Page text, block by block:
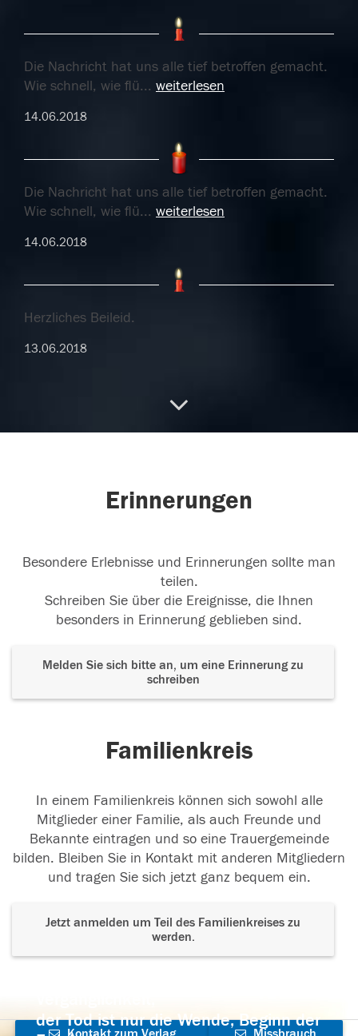
Die Nachricht hat uns alle tief betroffen gemacht.
Wie schnell, wie flü... weiterlesen
14.06.2018
Die Nachricht hat uns alle tief betroffen gemacht.
Wie schnell, wie flü... weiterlesen
14.06.2018
Herzliches Beileid.
13.06.2018
Erinnerungen
Besondere Erlebnisse und Erinnerungen sollte man
teilen.
Schreiben Sie über die Ereignisse, die Ihnen
besonders in Erinnerung geblieben sind.
Melden Sie sich bitte an, um eine Erinnerung zu
schreiben
Familienkreis
In einem Familienkreis können sich sowohl alle
Mitglieder einer Familie, als auch Freunde und
Bekannte eintragen und so eine Trauergemeinde
bilden. Bleiben Sie in Kontakt mit anderen Mitgliedern
und tragen Sie sich jetzt ganz bequem ein.
Jetzt anmelden um Teil des Familienkreises zu
werden.
der Tod ist nur die Wende, Beginn der